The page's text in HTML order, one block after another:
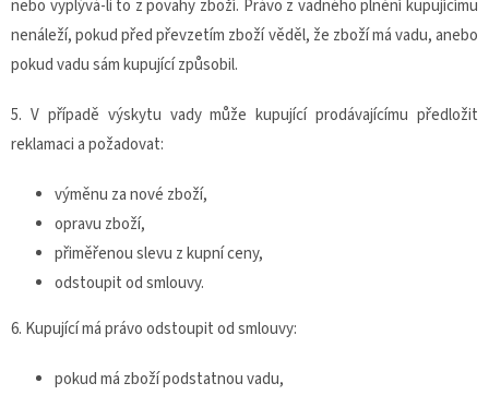
nebo vyplývá-li to z povahy zboží. Právo z vadného plnění kupujícímu
nenáleží, pokud před převzetím zboží věděl, že zboží má vadu, anebo
pokud vadu sám kupující způsobil.
5. V případě výskytu vady může kupující prodávajícímu předložit
reklamaci a požadovat:
výměnu za nové zboží,
opravu zboží,
přiměřenou slevu z kupní ceny,
odstoupit od smlouvy.
6. Kupující má právo odstoupit od smlouvy:
pokud má zboží podstatnou vadu,